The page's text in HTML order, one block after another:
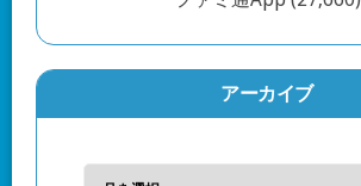
アーカイブ